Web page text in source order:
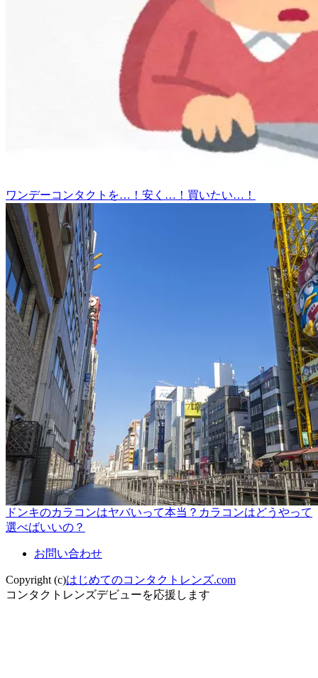
ワンデーコンタクトを…！安く…！買いたい…！
ドンキのカラコンはヤバいって本当？カラコンはどうやって
選べばいいの？
お問い合わせ
Copyright (c)はじめてのコンタクトレンズ.com
コンタクトレンズデビューを応援します